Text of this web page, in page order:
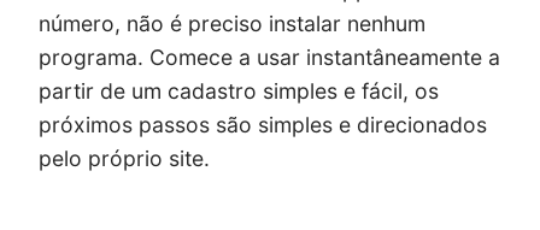
número, não é preciso instalar nenhum
programa. Comece a usar instantâneamente a
partir de um cadastro simples e fácil, os
próximos passos são simples e direcionados
pelo próprio site.